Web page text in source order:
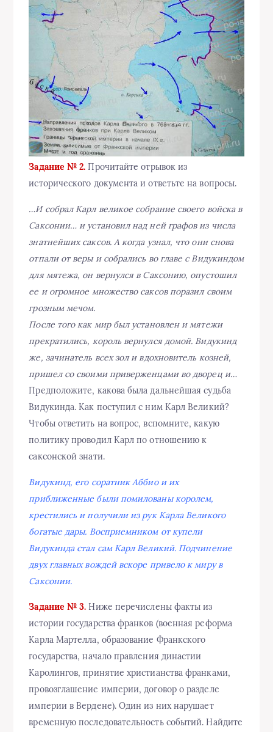
Задание № 2. Прочитайте отрывок из
исторического документа и ответьте на вопросы.
…И собрал Карл великое собрание своего войска в
Саксонии… и установил над ней графов из числа
знатнейших саксов. А когда узнал, что они снова
отпали от веры и собрались во главе с Видукиндом
для мятежа, он вернулся в Саксонию, опустошил
ее и огромное множество саксов поразил своим
грозным мечом.
После того как мир был установлен и мятежи
прекратились, король вернулся домой. Видукинд
же, зачинатель всех зол и вдохновитель козней,
пришел со своими приверженцами во дворец и…
Предположите, какова была дальнейшая судьба
Видукинда. Как поступил с ним Карл Великий?
Чтобы ответить на вопрос, вспомните, какую
политику проводил Карл по отношению к
саксонской знати.
Видукинд, его соратник Аббио и их
приближенные были помилованы королем,
крестились и получили из рук Карла Великого
богатые дары. Восприемником от купели
Видукинда стал сам Карл Великий. Подчинение
двух главных вождей вскоре привело к миру в
Саксонии.
Задание № 3. Ниже перечислены факты из
истории государства франков (военная реформа
Карла Мартелла, образование Франкского
государства, начало правления династии
Каролингов, принятие христианства франками,
провозглашение империи, договор о разделе
империи в Вердене). Один из них нарушает
временную последовательность событий. Найдите